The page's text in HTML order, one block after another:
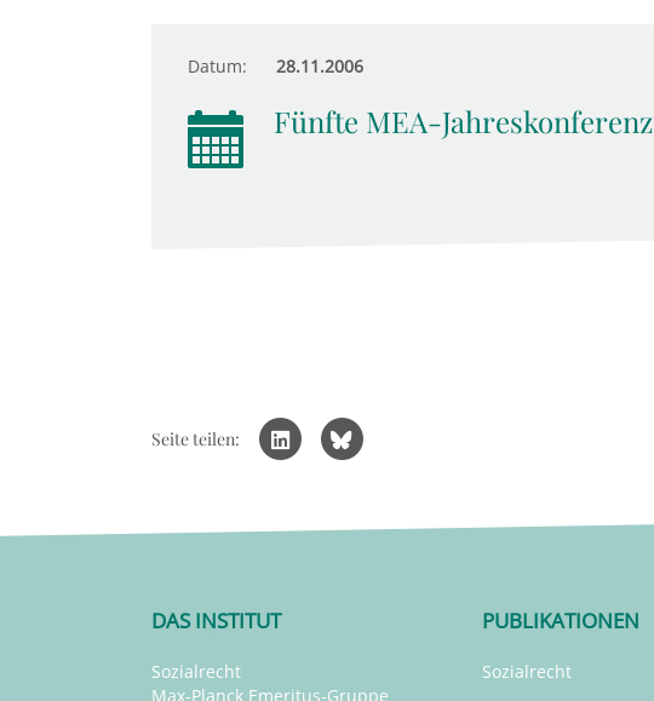
Datum: 28.11.2006
Fünfte MEA-Jahreskonferenz
Seite teilen:
DAS INSTITUT
Sozialrecht
Max-Planck Emeritus-Gruppe
PUBLIKATIONEN
Sozialrecht